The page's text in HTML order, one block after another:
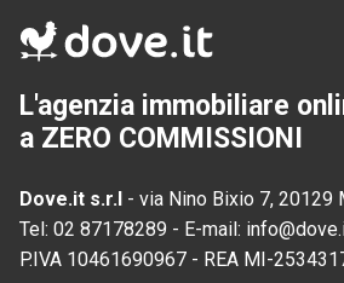
L'agenzia immobiliare
a ZERO COMMISSIONI
Dove.it s.r.l - via Nino Bixio 7, 20129
Tel: 02 87178289 - E-mail:
P.IVA 10461690967 - REA MI-